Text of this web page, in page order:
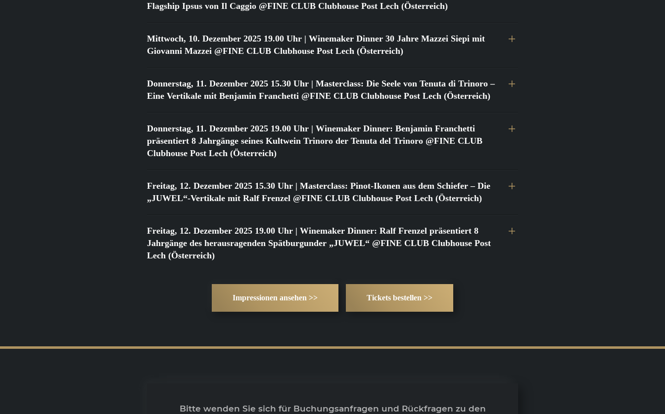
Flagship Ipsus von Il Caggio @FINE CLUB Clubhouse Post Lech (Österreich)
Mittwoch, 10. Dezember 2025 19.00 Uhr | Winemaker Dinner 30 Jahre Mazzei Siepi mit
Giovanni Mazzei @FINE CLUB Clubhouse Post Lech (Österreich)
Donnerstag, 11. Dezember 2025 15.30 Uhr | Masterclass: Die Seele von Tenuta di Trinoro –
Eine Vertikale mit Benjamin Franchetti @FINE CLUB Clubhouse Post Lech (Österreich)
Donnerstag, 11. Dezember 2025 19.00 Uhr | Winemaker Dinner: Benjamin Franchetti
präsentiert 8 Jahrgänge seines Kultwein Trinoro der Tenuta del Trinoro @FINE CLUB
Clubhouse Post Lech (Österreich)
Freitag, 12. Dezember 2025 15.30 Uhr | Masterclass: Pinot-Ikonen aus dem Schiefer – Die
„JUWEL“-Vertikale mit Ralf Frenzel @FINE CLUB Clubhouse Post Lech (Österreich)
Freitag, 12. Dezember 2025 19.00 Uhr | Winemaker Dinner: Ralf Frenzel präsentiert 8
Jahrgänge des herausragenden Spätburgunder „JUWEL“ @FINE CLUB Clubhouse Post
Lech (Österreich)
Impressionen ansehen >> Tickets bestellen >>
Bitte wenden Sie sich für Buchungsanfragen und Rückfragen zu den